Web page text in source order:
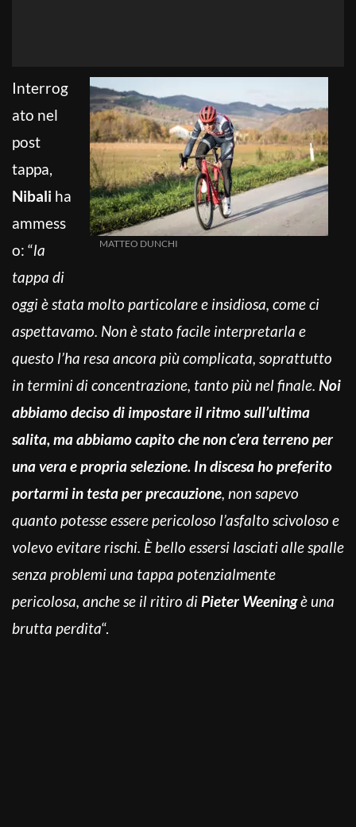
MATTEO DUNCHI
Interrog
ato nel
post
tappa,
Nibali ha
ammess
o: “la
tappa di
oggi è stata molto particolare e insidiosa, come ci
aspettavamo. Non è stato facile interpretarla e
questo l’ha resa ancora più complicata, soprattutto
in termini di concentrazione, tanto più nel finale. Noi
abbiamo deciso di impostare il ritmo sull’ultima
salita, ma abbiamo capito che non c’era terreno per
una vera e propria selezione. In discesa ho preferito
portarmi in testa per precauzione, non sapevo
quanto potesse essere pericoloso l’asfalto scivoloso e
volevo evitare rischi. È bello essersi lasciati alle spalle
senza problemi una tappa potenzialmente
pericolosa, anche se il ritiro di Pieter Weeningè una
brutta perdita“.